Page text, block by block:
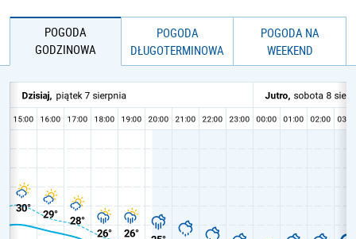
POGODA
GODZINOWA
POGODA
DŁUGOTERMINOWA
POGODA NA
WEEKEND